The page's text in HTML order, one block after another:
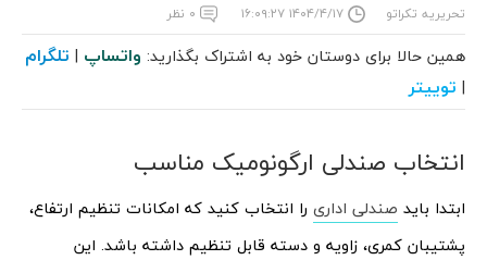
تحریریه تکراتو ۱۴۰۴/۴/۱۷ ۱۶:۰۹:۲۷ ۰ نظر
همین حالا برای دوستان خود به اشتراک بگذارید: واتساپ | تلگرام
| توییتر
انتخاب صندلی ارگونومیک مناسب
ابتدا باید صندلی‌ اداری را انتخاب کنید که امکانات تنظیم ارتفاع،
پشتیبان کمری، زاویه و دسته قابل تنظیم داشته باشد. این